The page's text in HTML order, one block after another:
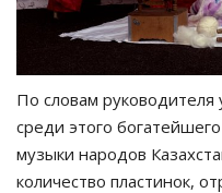
По словам
среди этого
музыки народов
количество пластинок,